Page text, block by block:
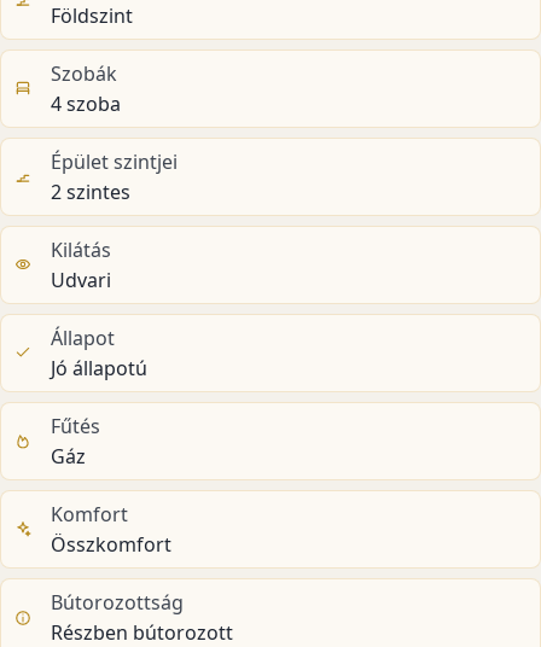
Földszint
Szobák
4 szoba
Épület szintjei
2 szintes
Kilátás
Udvari
Állapot
Jó állapotú
Fűtés
Gáz
Komfort
Összkomfort
Bútorozottság
Részben bútorozott